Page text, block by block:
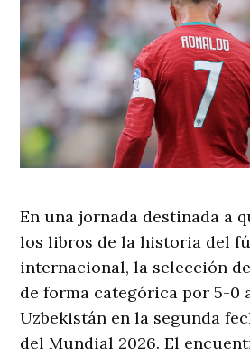
En una jornada destinada a
los libros de la historia del
internacional, la selección
de forma categórica por 5-0
Uzbekistán en la segunda
del Mundial 2026. El